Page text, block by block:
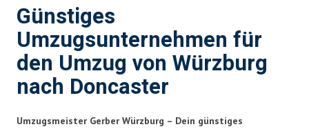
Günstiges
Umzugsunternehmen für
den Umzug von Würzburg
nach Doncaster
Umzugsmeister Gerber Würzburg – Dein günstiges